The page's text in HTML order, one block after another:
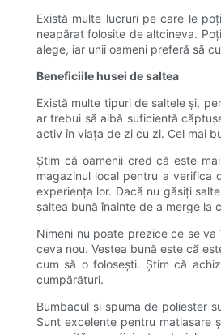
Există multe lucruri pe care le
neapărat folosite de altcineva.
alege, iar unii oameni preferă să
Beneficiile husei de saltea
Există multe tipuri de saltele și,
ar trebui să aibă suficientă
activ în viața de zi cu zi. Cel mai
Știm că oamenii cred că este
magazinul local pentru a verifica
experiența lor. Dacă nu găsiți
saltea bună înainte de a merge la
Nimeni nu poate prezice ce se
ceva nou. Vestea bună este că
cum să o folosești. Știm că
cumpărături.
Bumbacul și spuma de poliester
Sunt excelente pentru matlasare